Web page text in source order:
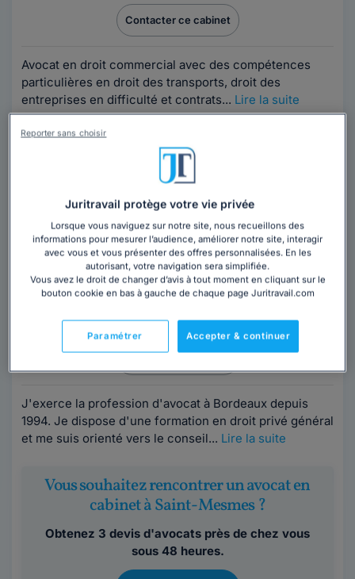
Contacter ce cabinet
Avocat en droit commercial avec des compétences
particulières en droit des transports, droit des
entreprises en difficulté et contrats... Lire la suite
Cabinet CYRIL DUBREUIL
Avocat au barreau de Bordeaux
Seine-et-Marne,Saint-Mesmes, 77410
32 années d'expérience
J'exerce la profession d'avocat à Bordeaux depuis
1994. Je dispose d'une formation en droit privé général
et me suis orienté vers le conseil... Lire la suite
Vous souhaitez rencontrer un avocat en
cabinet à Saint-Mesmes ?
Obtenez 3 devis d'avocats près de chez vous
sous 48 heures.
Juritravail protège votre vie privée
Lorsque vous naviguez sur notre site, nous recueillons des
informations pour mesurer l’audience, améliorer notre site, interagir
avec vous et vous présenter des offres personnalisées. En les
autorisant, votre navigation sera simplifiée.
Vous avez le droit de changer d’avis à tout moment en cliquant sur le
bouton cookie en bas à gauche de chaque page Juritravail.com
Accepter & continuer
Paramétrer
Reporter sans choisir